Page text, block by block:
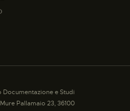
Documentazione e Studi
Pallamaio 23, 36100